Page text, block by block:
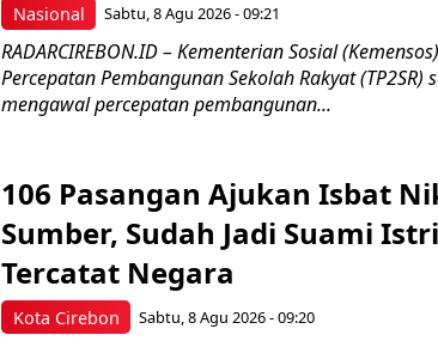
Nasional Sabtu, 8 Agu 2026 - 09:21
RADARCIREBON.ID – Kementerian Sosial
Percepatan Pembangunan Sekolah Rakyat
mengawal percepatan pembangunan...
Kota Cirebon
106 Pasangan Ajukan Isbat
Sumber, Sudah Jadi Suami
Tercatat Negara
Sabtu, 8 Agu 2026 - 09:20